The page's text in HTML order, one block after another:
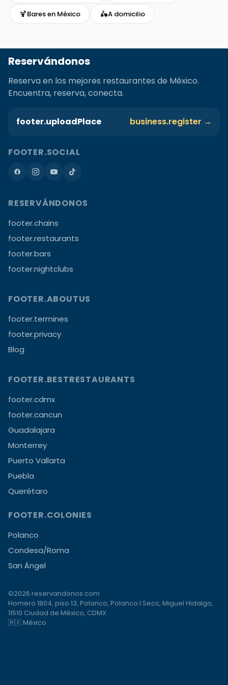
🍹Bares en México 🛵A domicilio
Reservándonos
Reserva en los mejores restaurantes de México.
Encuentra, reserva, conecta.
footer.uploadPlace business.register →
FOOTER.SOCIAL
RESERVÁNDONOS
footer.chains
footer.restaurants
footer.bars
footer.nightclubs
FOOTER.ABOUTUS
footer.termines
footer.privacy
Blog
FOOTER.BESTRESTAURANTS
footer.cdmx
footer.cancun
Guadalajara
Monterrey
Puerto Vallarta
Puebla
Querétaro
FOOTER.COLONIES
Polanco
Condesa/Roma
San Ángel
©2026 reservandonos.com
Homero 1804, piso 13, Polanco, Polanco I Secc, Miguel Hidalgo,
11510 Ciudad de México, CDMX
🇲🇽 México